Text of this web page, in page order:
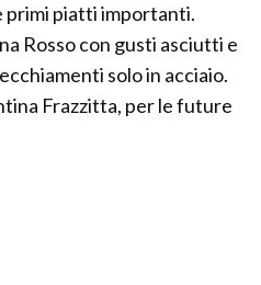
primi piatti importanti.
Rosso con gusti asciutti e
solo in acciaio.
Frazzitta, per le future